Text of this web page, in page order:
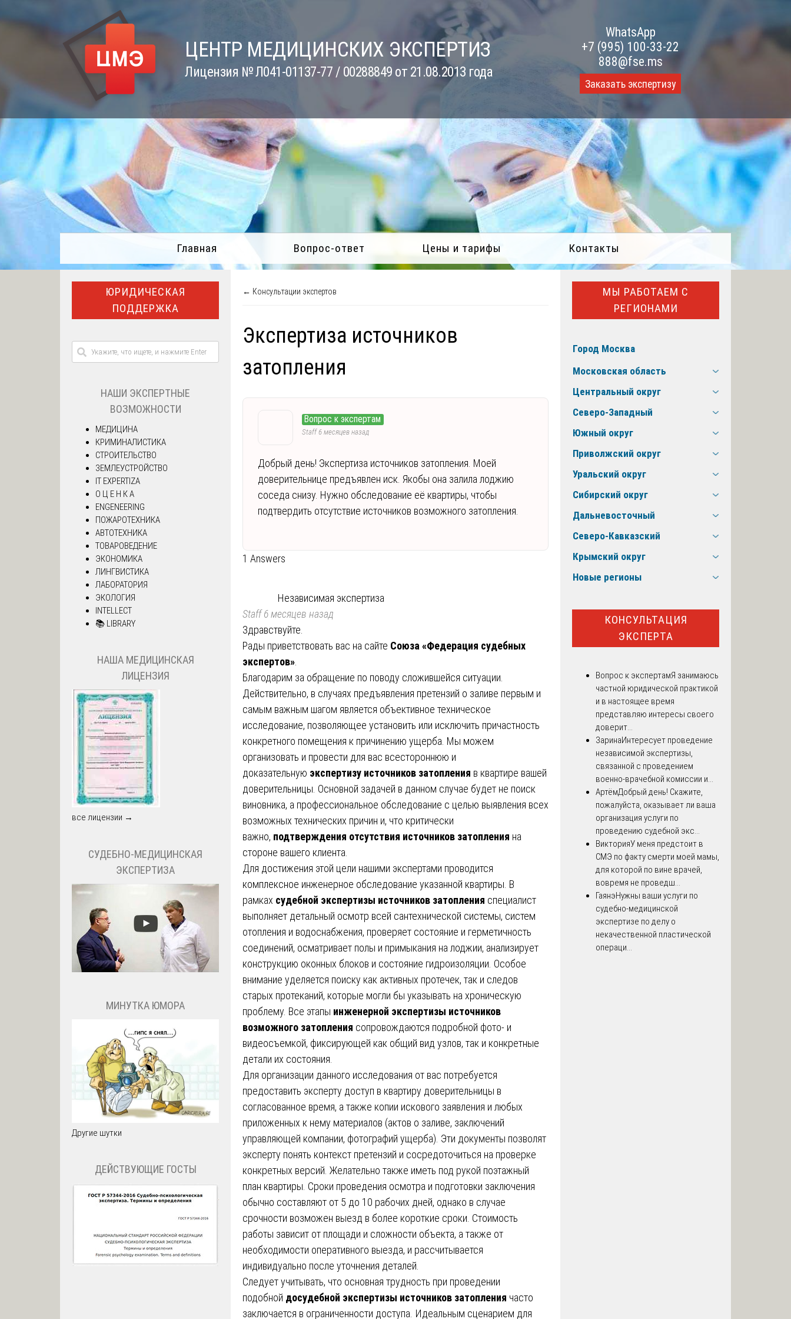
ЦЕНТР МЕДИЦИНСКИХ ЭКСПЕРТИЗ
Лицензия № Л041-01137-77 / 00288849 от 21.08.2013 года
WhatsApp
+7 (995) 100-33-22
888@fse.ms
Заказать экспертизу
Главная Вопрос-ответ Цены и тарифы Контакты
← Консультации экспертов
Экспертиза источников
затопления
Вопрос к экспертам
Staff6 месяцев назад
Добрый день! Экспертиза источников затопления. Моей
доверительнице предъявлен иск. Якобы она залила лоджию
соседа снизу. Нужно обследование её квартиры, чтобы
подтвердить отсутствие источников возможного затопления.
1 Answers
Независимая экспертиза
Staff6 месяцев назад
Здравствуйте.
Рады приветствовать вас на сайте Союза «Федерация судебных
экспертов»
Благодарим за обращение по поводу сложившейся ситуации.
Действительно, в случаях предъявления претензий о заливе первым и
самым важным шагом является объективное техническое
исследование, позволяющее установить или исключить причастность
конкретного помещения к причинению ущерба. Мы можем
организовать и провести для вас всестороннюю и
доказательную экспертизу источников затопления в квартире вашей
доверительницы. Основной задачей в данном случае будет не поиск
виновника, а профессиональное обследование с целью выявления всех
возможных технических причин и, что критически
важно, подтверждения отсутствия источников затопления на
стороне вашего клиента.
Для достижения этой цели нашими экспертами проводится
комплексное инженерное обследование указанной квартиры. В
рамках судебной экспертизы источников затопления специалист
выполняет детальный осмотр всей сантехнической системы, систем
отопления и водоснабжения, проверяет состояние и герметичность
соединений, осматривает полы и примыкания на лоджии, анализирует
конструкцию оконных блоков и состояние гидроизоляции. Особое
внимание уделяется поиску как активных протечек, так и следов
старых протеканий, которые могли бы указывать на хроническую
проблему. Все этапы инженерной экспертизы источников
возможного затопления сопровождаются подробной фото- и
видеосъемкой, фиксирующей как общий вид узлов, так и конкретные
детали их состояния.
Для организации данного исследования от вас потребуется
предоставить эксперту доступ в квартиру доверительницы в
согласованное время, а также копии искового заявления и любых
приложенных к нему материалов (актов о заливе, заключений
управляющей компании, фотографий ущерба). Эти документы позволят
эксперту понять контекст претензий и сосредоточиться на проверке
конкретных версий. Желательно также иметь под рукой поэтажный
план квартиры. Сроки проведения осмотра и подготовки заключения
обычно составляют от 5 до 10 рабочих дней, однако в случае
срочности возможен выезд в более короткие сроки. Стоимость
работы зависит от площади и сложности объекта, а также от
необходимости оперативного выезда, и рассчитывается
индивидуально после уточнения деталей.
Следует учитывать, что основная трудность при проведении
подобной досудебной экспертизы источников затопления часто
заключается в ограниченности доступа. Идеальным сценарием для
ЮРИДИЧЕСКАЯ
ПОДДЕРЖКА
НАШИ ЭКСПЕРТНЫЕ
ВОЗМОЖНОСТИ
МЕДИЦИНА
КРИМИНАЛИСТИКА
СТРОИТЕЛЬСТВО
ЗЕМЛЕУСТРОЙСТВО
IT EXPERTIZA
О Ц Е Н К А
ENGENEERING
ПОЖАРОТЕХНИКА
АВТОТЕХНИКА
ТОВАРОВЕДЕНИЕ
ЭКОНОМИКА
ЛИНГВИСТИКА
ЛАБОРАТОРИЯ
ЭКОЛОГИЯ
INTELLECT
📚 LIBRARY
НАША МЕДИЦИНСКАЯ
ЛИЦЕНЗИЯ
все лицензии →
СУДЕБНО-МЕДИЦИНСКАЯ
ЭКСПЕРТИЗА
МИНУТКА ЮМОРА
Другие шутки
ДЕЙСТВУЮЩИЕ ГОСТЫ
МЫ РАБОТАЕМ С
РЕГИОНАМИ
Город Москва
Московская область
Центральный округ
Северо-Западный
Южный округ
Приволжский округ
Уральский округ
Сибирский округ
Дальневосточный
Северо-Кавказский
Крымский округ
Новые регионы
КОНСУЛЬТАЦИЯ
ЭКСПЕРТА
Вопрос к экспертамЯ занимаюсь
частной юридической практикой
и в настоящее время
представляю интересы своего
доверит...
ЗаринаИнтересует проведение
независимой экспертизы,
связанной с проведением
военно-врачебной комиссии и...
АртёмДобрый день! Скажите,
пожалуйста, оказывает ли ваша
организация услуги по
проведению судебной экс...
ВикторияУ меня предстоит в
СМЭ по факту смерти моей мамы,
для которой по вине врачей,
вовремя не проведш...
ГаянэНужны ваши услуги по
судебно-медицинской
экспертизе по делу о
некачественной пластической
операци...